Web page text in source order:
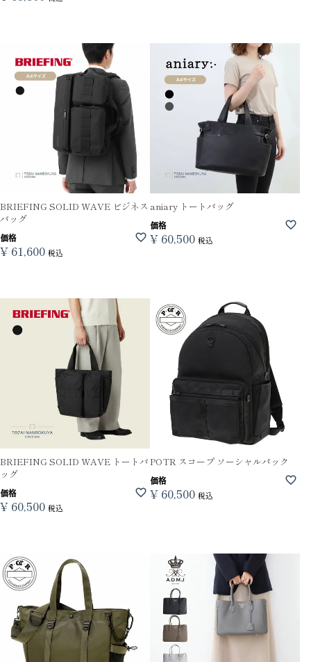
BRIEFING SOLID WAVE ビジネス
バッグ
価格
¥ 61,600 税込
aniary トートバッグ
価格
¥ 60,500 税込
BRIEFING SOLID WAVE トートバ
ッグ
価格
¥ 60,500 税込
POTR スコープ ソーシャルパック
価格
¥ 60,500 税込